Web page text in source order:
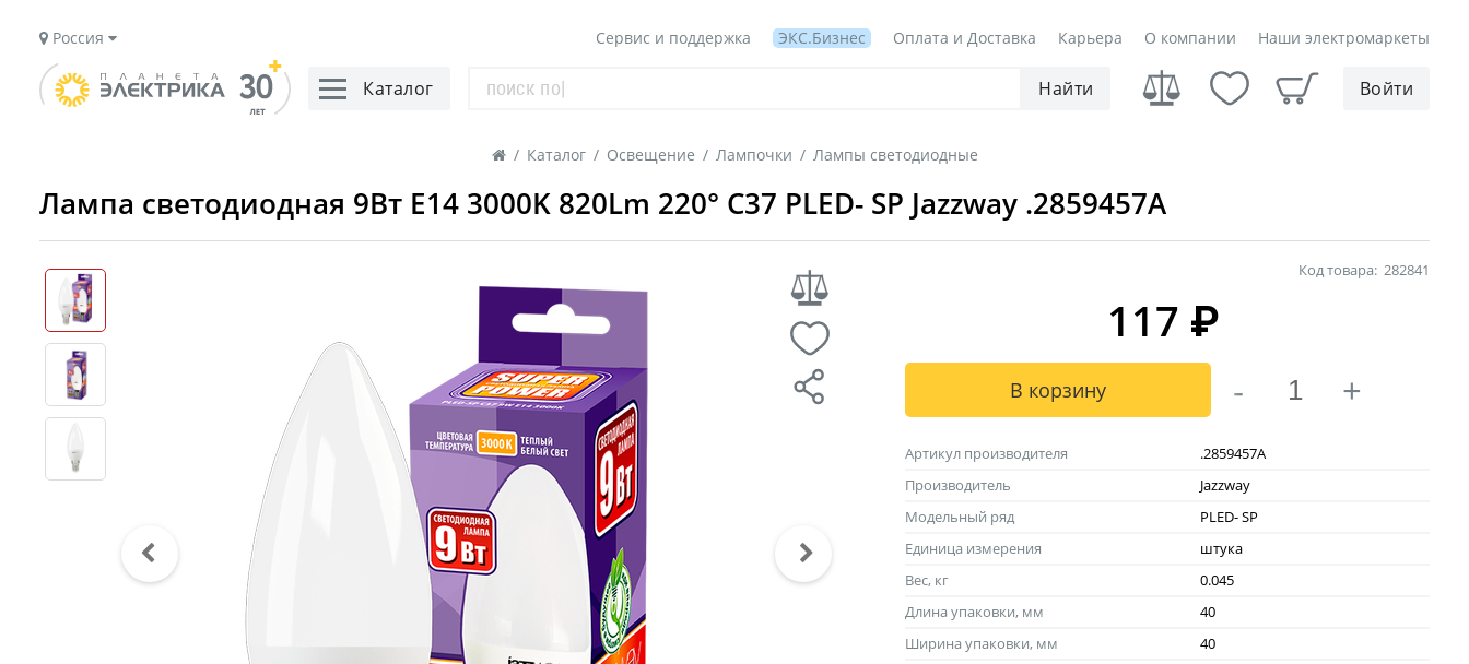
Россия Сервис и поддержка ЭКС.Бизнес Оплата и Доставка Карьера О компании Наши электромаркеты
Каталог Найти Войти
/ Каталог / Освещение / Лампочки / Лампы светодиодные
Лампа светодиодная 9Вт E14 3000K 820Lm 220° C37 PLED- SP Jazzway .2859457A
Код товара: 282841
117 ₽
В корзину - +
Артикул производителя
.2859457A
Производитель
Jazzway
Модельный ряд
PLED- SP
Единица измерения
штука
Вес, кг
0.045
Длина упаковки, мм
40
Ширина упаковки, мм
40